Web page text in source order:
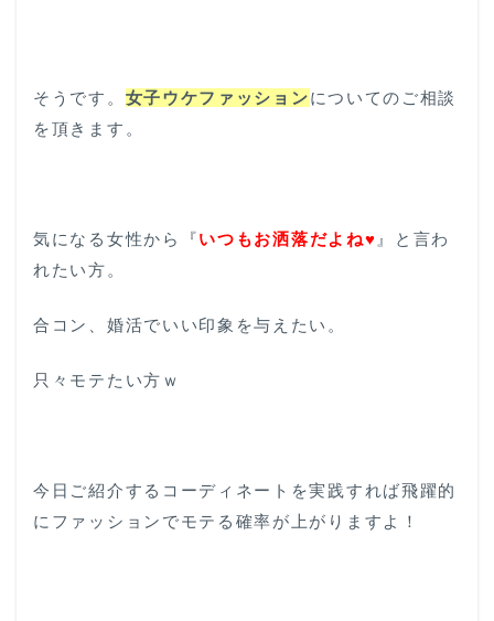
そうです。 女子ウケファッションについてのご相談
を頂きます。
気になる女性から『いつもお洒落だよね♥ 』と言わ
れたい方。
合コン、婚活でいい印象を与えたい。
只々モテたい方ｗ
今日ご紹介するコーディネートを実践すれば飛躍的
にファッションでモテる確率が上がりますよ！